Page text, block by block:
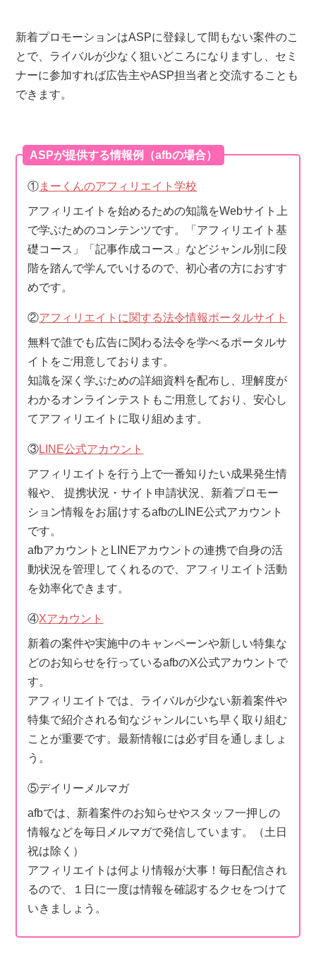
新着プロモーションはASPに登録して間もない案件のこ
とで、ライバルが少なく狙いどころになりますし、セミ
ナーに参加すれば広告主やASP担当者と交流することも
できます。
ASPが提供する情報例（afbの場合）
①まーくんのアフィリエイト学校
アフィリエイトを始めるための知識をWebサイト上
で学ぶためのコンテンツです。「アフィリエイト基
礎コース」「記事作成コース」などジャンル別に段
階を踏んで学んでいけるので、初心者の方におすす
めです。
②アフィリエイトに関する法令情報ポータルサイト
無料で誰でも広告に関わる法令を学べるポータルサ
イトをご用意しております。
知識を深く学ぶための詳細資料を配布し、理解度が
わかるオンラインテストもご用意しており、安心し
てアフィリエイトに取り組めます。
③LINE公式アカウント
アフィリエイトを行う上で一番知りたい成果発生情
報や、 提携状況・サイト申請状況、新着プロモー
ション情報をお届けするafbのLINE公式アカウント
です。
afbアカウントとLINEアカウントの連携で自身の活
動状況を管理してくれるので、アフィリエイト活動
を効率化できます。
④Xアカウント
新着の案件や実施中のキャンペーンや新しい特集な
どのお知らせを行っているafbのX公式アカウントで
す。
アフィリエイトでは、ライバルが少ない新着案件や
特集で紹介される旬なジャンルにいち早く取り組む
ことが重要です。最新情報には必ず目を通しましょ
う。
⑤デイリーメルマガ
afbでは、新着案件のお知らせやスタッフ一押しの
情報などを毎日メルマガで発信しています。（土日
祝は除く）
アフィリエイトは何より情報が大事！毎日配信され
るので、１日に一度は情報を確認するクセをつけて
いきましょう。